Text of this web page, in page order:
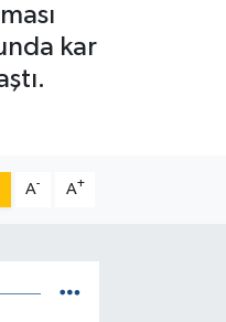
kar
A- A+